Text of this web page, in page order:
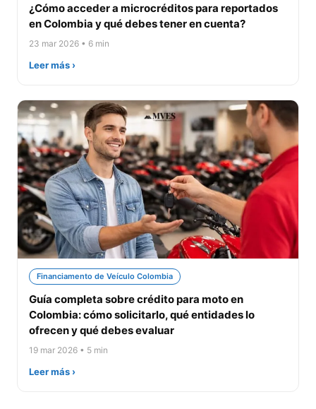
¿Cómo acceder a microcréditos para reportados
en Colombia y qué debes tener en cuenta?
23 mar 2026 • 6 min
Leer más ›
Financiamento de Veículo Colombia
Guía completa sobre crédito para moto en
Colombia: cómo solicitarlo, qué entidades lo
ofrecen y qué debes evaluar
19 mar 2026 • 5 min
Leer más ›